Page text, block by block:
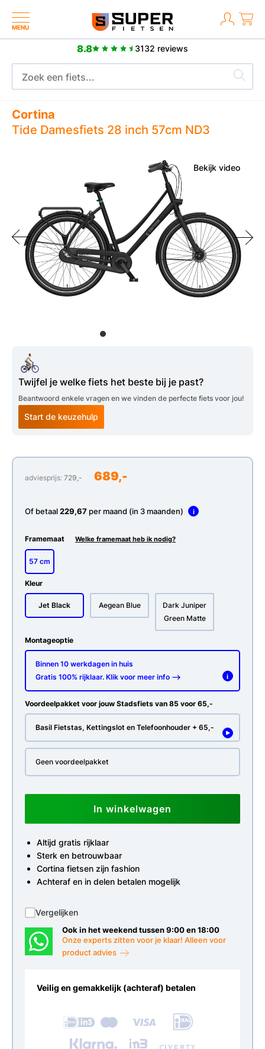
MENU
8.8 3132 reviews
8.8 3132 reviews
Cortina
Tide Damesfiets 28 inch 57cm ND3
Bekijk video
Twijfel je welke fiets het beste bij je past?
Beantwoord enkele vragen en we vinden de perfecte fiets voor jou!
Start de keuzehulp
adviesprijs: 729,- 689,-
Of betaal229,67 per maand (in 3 maanden) i
Framemaat Welke framemaat heb ik nodig?
57 cm
Kleur
Jet Black Aegean Blue
Dark Juniper
Green Matte
Montageoptie
Binnen 10 werkdagen in huis
Gratis 100% rijklaar. Klik voor meer info -->
i
Voordeelpakket voor jouw Stadsfiets van 85 voor 65,-
Basil Fietstas, Kettingslot en Telefoonhouder + 65,-
Geen voordeelpakket
In winkelwagen
Altijd gratis rijklaar
Sterk en betrouwbaar
Cortina fietsen zijn fashion
Achteraf en in delen betalen mogelijk
Vergelijken
Ook in het weekend tussen 9:00 en 18:00
Onze experts zitten voor je klaar! Alleen voor
product advies
Veilig en gemakkelijk (achteraf) betalen